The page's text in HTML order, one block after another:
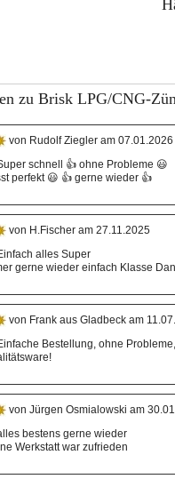
zu Brisk LPG/CNG-
von Rudolf Ziegler am 07.01.2026
schnell 👍 ohne Probleme 😃
perfekt 😃 👍 gerne wieder 👍
von H.Fischer am 27.11.2025
alles Super
gerne wieder einfach Klasse
von Frank aus Gladbeck am
Bestellung, ohne
von Jürgen Osmialowski am
bestens gerne wieder
Werkstatt war zufrieden